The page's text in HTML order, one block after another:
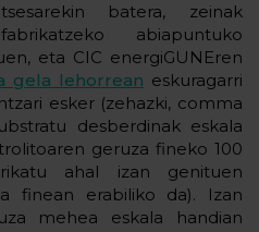
batera, zeinak
abiapuntuko
eta CIC energiGUNEren
gela lehorrean eskuragarri
esker (zehazki, comma
desberdinak eskala
geruza fineko 100
ahal izan genituen
finean erabiliko da). Izan
mehea eskala handian